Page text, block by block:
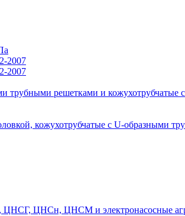
2007
2007
решетками и кожухотрубчатые
кожухотрубчатые с U-образными
ЦНСн, ЦНСМ и электронасосные